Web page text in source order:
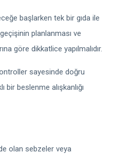
başlarken tek bir gıda ile
planlanması ve
göre dikkatlice yapılmalıdır.
sayesinde doğru
bir beslenme alışkanlığı
olan sebzeler veya